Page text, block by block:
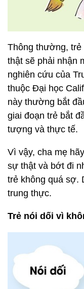
Thông thường,
thật sẽ phải nhận
nghiên cứu của
thuộc Đại học
này thường bắt
giai đoạn trẻ bắt
tượng và thực tế.
Vì vậy, cha mẹ
sự thật và bớt đi
trẻ không quá sợ.
trung thực.
Trẻ nói dối vì